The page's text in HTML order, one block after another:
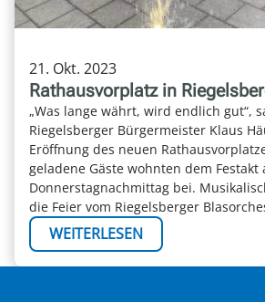
21. Okt. 2023
Rathausvorplatz in
„Was lange währt, wird endlich gut“,
Riegelsberger Bürgermeister Klaus
Eröffnung des neuen
geladene Gäste wohnten dem Festakt
Donnerstagnachmittag bei.
die Feier vom Riegelsberger
WEITERLESEN